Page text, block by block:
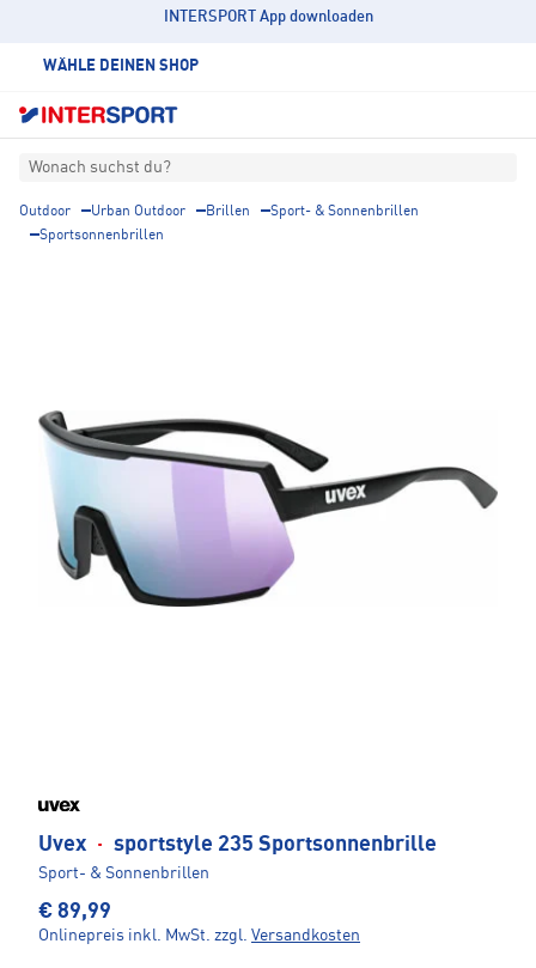
INTERSPORT App downloaden
WÄHLE DEINEN SHOP
Wonach suchst du?
Outdoor Urban Outdoor Brillen
Sport- & Sonnenbrillen
Sportsonnenbrillen
Uvex · sportstyle 235 Sportsonnenbrille
Sport- & Sonnenbrillen
€ 89,99
Onlinepreis inkl. MwSt. zzgl. Versandkosten